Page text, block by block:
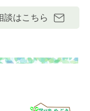
談はこちら